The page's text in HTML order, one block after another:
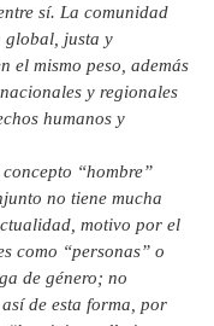
sí. La comunidad
global, justa y
el mismo peso, además
y regionales
humanos y
“hombre”
no tiene mucha
motivo por el
como “personas” o
de género; no
de esta forma, por